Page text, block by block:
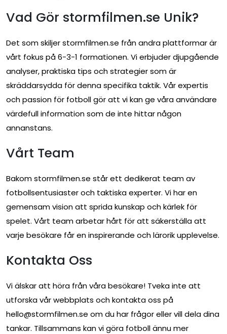
Vad Gör stormfilmen.se Unik?
Det som skiljer stormfilmen.se från andra plattformar är
vårt fokus på 6-3-1 formationen. Vi erbjuder djupgående
analyser, praktiska tips och strategier som är
skräddarsydda för denna specifika taktik. Vår expertis
och passion för fotboll gör att vi kan ge våra användare
värdefull information som de inte hittar någon
annanstans.
Vårt Team
Bakom stormfilmen.se står ett dedikerat team av
fotbollsentusiaster och taktiska experter. Vi har en
gemensam vision att sprida kunskap och kärlek för
spelet. Vårt team arbetar hårt för att säkerställa att
varje besökare får en inspirerande och lärorik upplevelse.
Kontakta Oss
Vi älskar att höra från våra besökare! Tveka inte att
utforska vår webbplats och kontakta oss på
hello@stormfilmen.se om du har frågor eller vill dela dina
tankar. Tillsammans kan vi göra fotboll ännu mer